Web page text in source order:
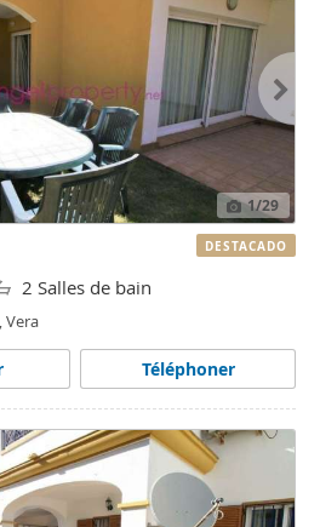
1/29
2 Salles de bain
Vera
Téléphoner
DESTACADO